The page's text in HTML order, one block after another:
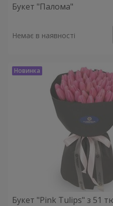
Букет "Палома"
Немає в наявності
Букет "Pink Tulips" з 51